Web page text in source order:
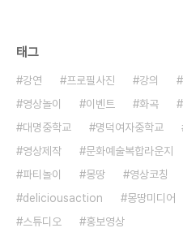
태그
강연 프로필사진 강의
영상놀이
이벤트 화곡
대명중학교
명덕여자중학교
영상제작
문화예술복합라운지
파티놀이
몽땅 영상코칭
deliciousaction
몽땅미디어
스튜디오
홍보영상